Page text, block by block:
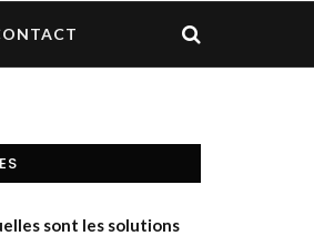
sont les solutions